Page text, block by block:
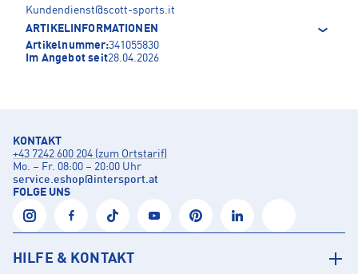
Kundendienst@scott-sports.it
ARTIKELINFORMATIONEN
Artikelnummer:341055830
Im Angebot seit28.04.2026
KONTAKT
+43 7242 600 204 (zum Ortstarif)
Mo. – Fr. 08:00 – 20:00 Uhr
service.eshop@intersport.at
FOLGE UNS
HILFE & KONTAKT